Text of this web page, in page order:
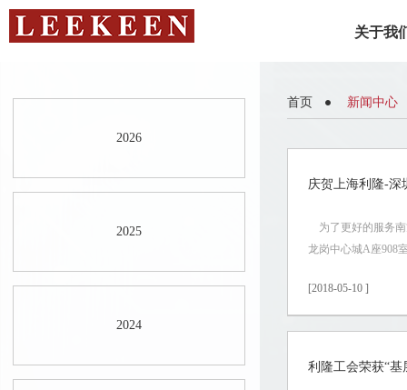
关于我
2026
2025
2024
首页 新闻中心
庆贺上海利隆-深
为了更好的服务南
龙岗中心城A座908
[2018-05-10 ]
利隆工会荣获“